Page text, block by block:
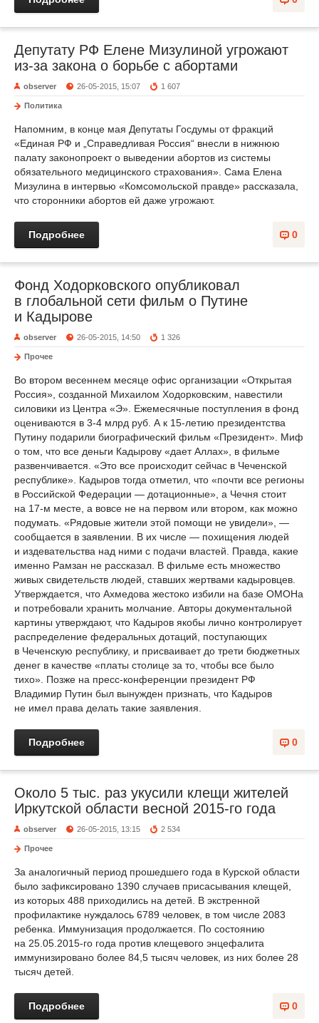
Депутату РФ Елене Мизулиной угрожают
из-за закона о борьбе с абортами
observer 26-05-2015, 15:07 1 607
Политика
Напомним, в конце мая Депутаты Госдумы от фракций
«Единая РФ и „Справедливая Россия“ внесли в нижнюю
палату законопроект о выведении абортов из системы
обязательного медицинского страхования». Сама Елена
Мизулина в интервью «Комсомольской правде» рассказала,
что сторонники абортов ей даже угрожают.
0
Подробнее
Фонд Ходорковского опубликовал
в глобальной сети фильм о Путине
и Кадырове
observer 26-05-2015, 14:50 1 326
Прочее
Во втором весеннем месяце офис организации «Открытая
Россия», созданной Михаилом Ходорковским, навестили
силовики из Центра «Э». Ежемесячные поступления в фонд
оцениваются в 3-4 млрд руб. А к 15-летию президентства
Путину подарили биографический фильм «Президент». Миф
о том, что все деньги Кадырову «дает Аллах», в фильме
развенчивается. «Это все происходит сейчас в Чеченской
республике». Кадыров тогда отметил, что «почти все регионы
в Российской Федерации — дотационные», а Чечня стоит
на 17-м месте, а вовсе не на первом или втором, как можно
подумать. «Рядовые жители этой помощи не увидели», —
сообщается в заявлении. В их числе — похищения людей
и издевательства над ними с подачи властей. Правда, какие
именно Рамзан не рассказал. В фильме есть множество
живых свидетельств людей, ставших жертвами кадыровцев.
Утверждается, что Ахмедова жестоко избили на базе ОМОНа
и потребовали хранить молчание. Авторы документальной
картины утверждают, что Кадыров якобы лично контролирует
распределение федеральных дотаций, поступающих
в Чеченскую республику, и присваивает до трети бюджетных
денег в качестве «платы столице за то, чтобы все было
тихо». Позже на пресс-конференции президент РФ
Владимир Путин был вынужден признать, что Кадыров
не имел права делать такие заявления.
0
Подробнее
Около 5 тыс. раз укусили клещи жителей
Иркутской области весной 2015-го года
observer 26-05-2015, 13:15 2 534
Прочее
За аналогичный период прошедшего года в Курской области
было зафиксировано 1390 случаев присасывания клещей,
из которых 488 приходились на детей. В экстренной
профилактике нуждалось 6789 человек, в том числе 2083
ребенка. Иммунизация продолжается. По состоянию
на 25.05.2015-го года против клещевого энцефалита
иммунизировано более 84,5 тысяч человек, из них более 28
тысяч детей.
0
Подробнее